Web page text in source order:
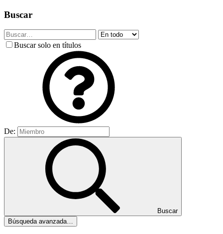
Buscar
Buscar solo en títulos
De:
Buscar
Búsqueda avanzada…